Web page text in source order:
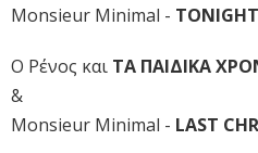
Monsieur Minimal - TONIGHT
Ο Ρένος και ΤΑ ΠΑΙΔΙΚΑ
&
Monsieur Minimal - LAST